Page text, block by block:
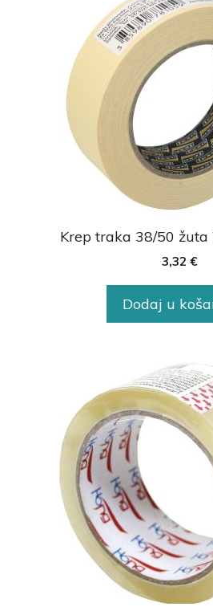
Krep traka 38/50 žuta
3,32 €
Dodaj u